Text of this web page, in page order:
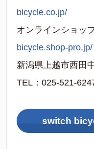
bicycle.co.jp/
オンラインショッ
bicycle.shop-pro.jp/
新潟県上越市西田
TEL：025-521-
switch